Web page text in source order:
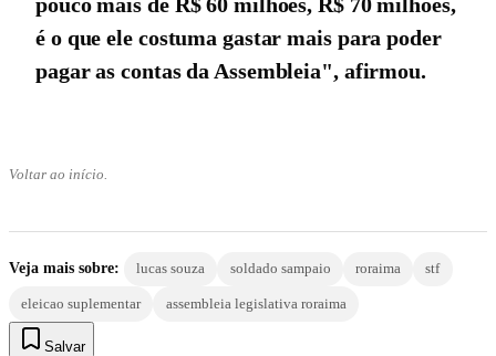
é o que ele costuma gastar mais para poder
pagar as contas da Assembleia", afirmou.
Voltar ao início.
Veja mais sobre: lucas souza soldado sampaio roraima stf
eleicao suplementar assembleia legislativa roraima
Salvar